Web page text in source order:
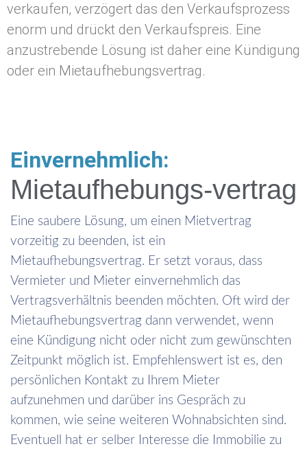
verkaufen, verzögert das den Verkaufsprozess
enorm und drückt den Verkaufspreis. Eine
anzustrebende Lösung ist daher eine Kündigung
oder ein Mietaufhebungsvertrag.
Einvernehmlich:
Mietaufhebungs-vertrag
Eine saubere Lösung, um einen Mietvertrag
vorzeitig zu beenden, ist ein
Mietaufhebungsvertrag. Er setzt voraus, dass
Vermieter und Mieter einvernehmlich das
Vertragsverhältnis beenden möchten. Oft wird der
Mietaufhebungsvertrag dann verwendet, wenn
eine Kündigung nicht oder nicht zum gewünschten
Zeitpunkt möglich ist. Empfehlenswert ist es, den
persönlichen Kontakt zu Ihrem Mieter
aufzunehmen und darüber ins Gespräch zu
kommen, wie seine weiteren Wohnabsichten sind.
Eventuell hat er selber Interesse die Immobilie zu